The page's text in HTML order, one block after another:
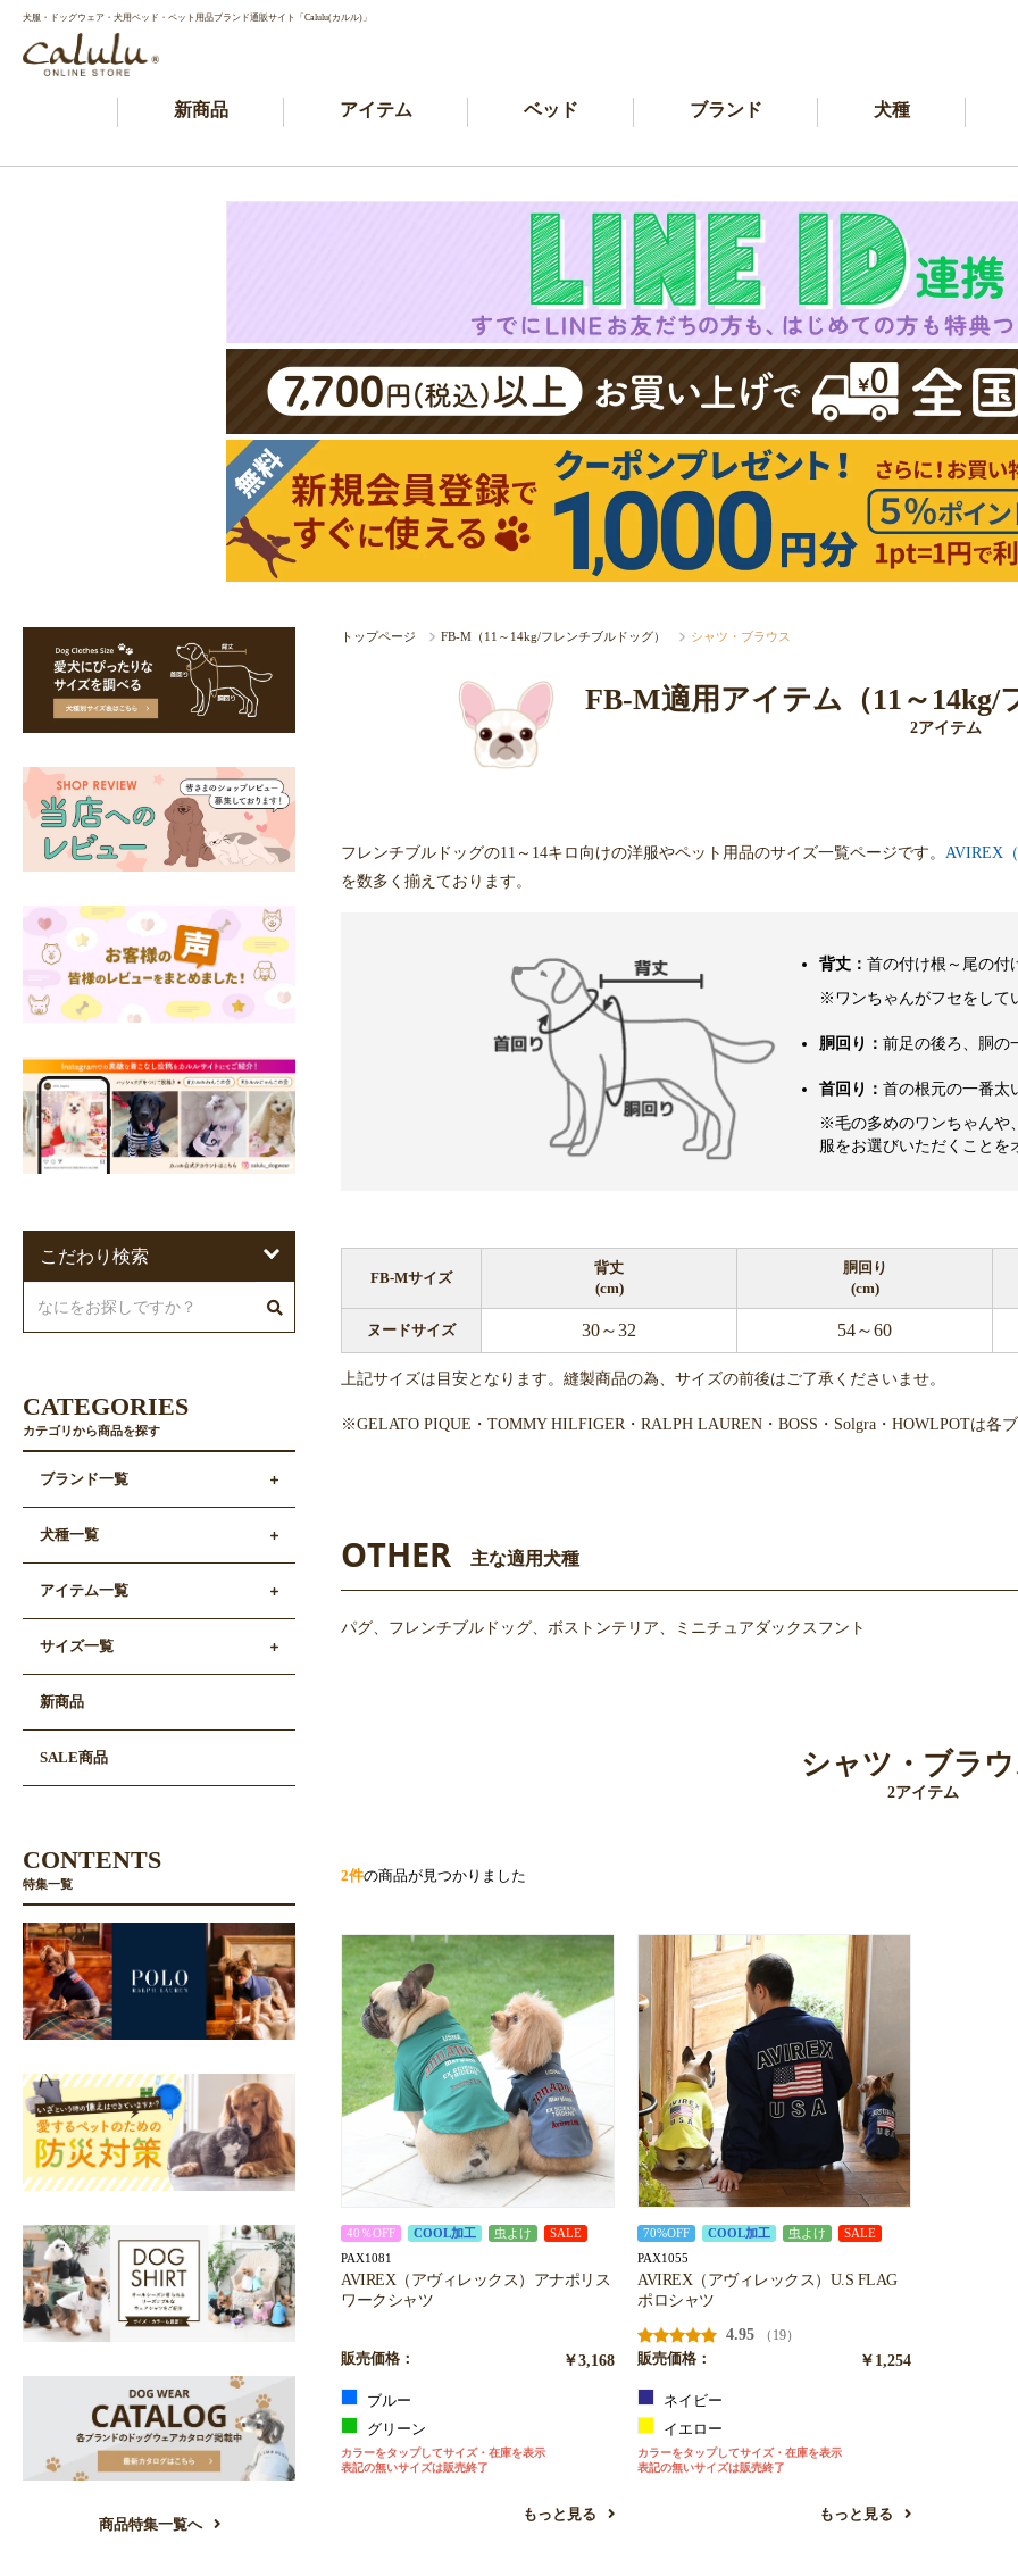
犬服・ドッグウェア・犬用ベッド・ペット用品ブランド通販サイト「Calulu(カルル)」
新商品 アイテム ベッド ブランド 犬種
トップページ FB-M（11～14kg/フレンチブルドッグ） シャツ・ブラウス
FB-M適用アイテム（11～
2アイテム
フレンチブルドッグの11～14キロ向けの洋服やペット用品のサイズ一覧ページです。 AVIREX
を数多く揃えております。
背丈： 首の付け根～尾の付
※ワンちゃんがフセをして
胴回り： 前足の後ろ、胴の
首回り： 首の根元の一番太
※毛の多めのワンちゃんや
服をお選びいただくことを
FB-Mサイズ
背丈
(cm)
胴回り
(cm)
ヌードサイズ 30～32 54～60
上記サイズは目安となります。縫製商品の為、サイズの前後はご了承くださいませ。
※GELATO PIQUE・TOMMY HILFIGER・RALPH LAUREN・BOSS・Solgra・HOWLPOTは
OTHER 主な適用犬種
パグ、フレンチブルドッグ、ボストンテリア、ミニチュアダックスフント
シャツ・ブラ
2アイテム
2件の商品が見つかりました
40％OFF COOL加工 虫よけ SALE
PAX1081
AVIREX（アヴィレックス）アナポリス
ワークシャツ
販売価格： ￥3,168
ブルー
グリーン
カラーをタップしてサイズ・在庫を表示
表記の無いサイズは販売終了
もっと見る
70%OFF COOL加工 虫よけ SALE
PAX1055
AVIREX（アヴィレックス）U.S FLAG
ポロシャツ
4.95
（19）
販売価格：
￥1,254
ネイビー
イエロー
カラーをタップしてサイズ・在庫を表示
表記の無いサイズは販売終了
もっと見る
お買い物を続ける カートへ進む
こだわり検索
CATEGORIES
カテゴリから商品を探す
ブランド一覧
犬種一覧
アイテム一覧
サイズ一覧
新商品
SALE商品
CONTENTS
特集一覧
商品特集一覧へ